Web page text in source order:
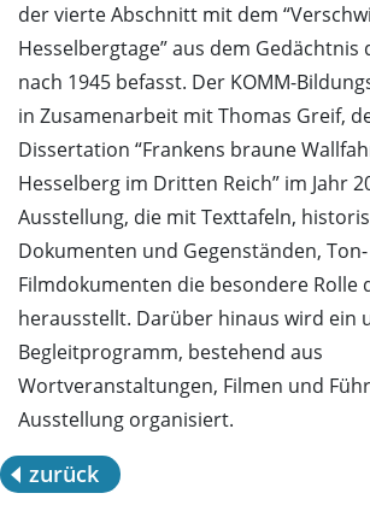
der vierte Abschnitt mit dem
Hesselbergtage” aus dem Gedächtnis
nach 1945 befasst. Der KOMM-
in Zusamenarbeit mit Thomas Greif,
Dissertation “Frankens braune
Hesselberg im Dritten Reich” im Jahr
Ausstellung, die mit Texttafeln,
Dokumenten und Gegenständen,
Filmdokumenten die besondere Rolle
herausstellt. Darüber hinaus wird ein
Begleitprogramm, bestehend aus
Wortveranstaltungen, Filmen und
Ausstellung organisiert.
zurück